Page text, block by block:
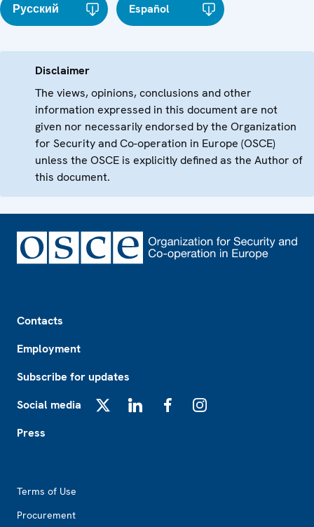
Русский Español
Disclaimer
The views, opinions, conclusions and other
information expressed in this document are not
given nor necessarily endorsed by the Organization
for Security and Co-operation in Europe (OSCE)
unless the OSCE is explicitly defined as the Author of
this document.
Contacts
Employment
Subscribe for updates
Social media
Press
Terms of Use
Procurement